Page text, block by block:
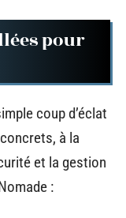
pour
coup d’éclat
à la
et la gestion
: